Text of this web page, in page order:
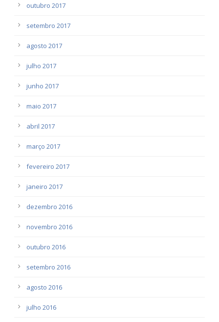
outubro 2017
setembro 2017
agosto 2017
julho 2017
junho 2017
maio 2017
abril 2017
março 2017
fevereiro 2017
janeiro 2017
dezembro 2016
novembro 2016
outubro 2016
setembro 2016
agosto 2016
julho 2016